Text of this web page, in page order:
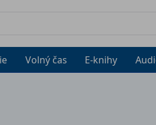
Volný čas E-knihy